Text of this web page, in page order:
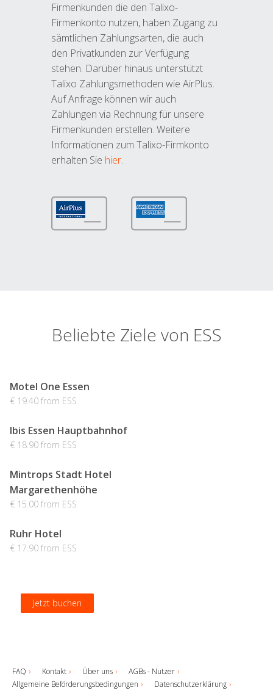
Firmenkunden die den Talixo-
Firmenkonto nutzen, haben Zugang zu
sämtlichen Zahlungsarten, die auch
den Privatkunden zur Verfügung
stehen. Darüber hinaus unterstützt
Talixo Zahlungsmethoden wie AirPlus.
Auf Anfrage können wir auch
Zahlungen via Rechnung für unsere
Firmenkunden erstellen. Weitere
Informationen zum Talixo-Firmkonto
erhalten Sie hier.
Beliebte Ziele von ESS
Motel One Essen
€ 19.40 from ESS
Jetzt buchen
Ibis Essen Hauptbahnhof
€ 18.90 from ESS
Jetzt buchen
Mintrops Stadt Hotel
Margarethenhöhe
€ 15.00 from ESS
Jetzt buchen
Ruhr Hotel
€ 17.90 from ESS
Jetzt buchen
FAQ Kontakt Über uns
AGBs - Nutzer
Allgemeine Beförderungsbedingungen
Datenschutzerklärung